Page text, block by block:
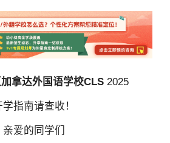
拿达外国语学校CLS 2025
学指南请查收！
亲爱的同学们